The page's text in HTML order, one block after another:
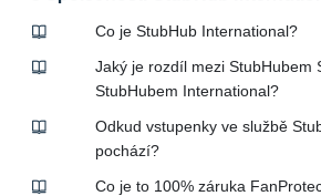
Co je StubHub International?
Jaký je rozdíl mezi StubHubem
StubHubem International?
Odkud vstupenky ve službě
pochází?
Co je to 100% záruka